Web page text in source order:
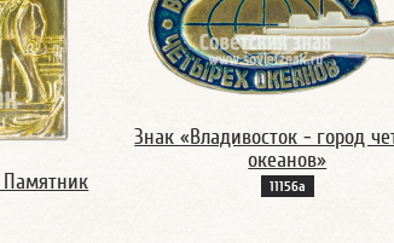
Памятник
Знак «Владивосток - город
океанов»
11156а